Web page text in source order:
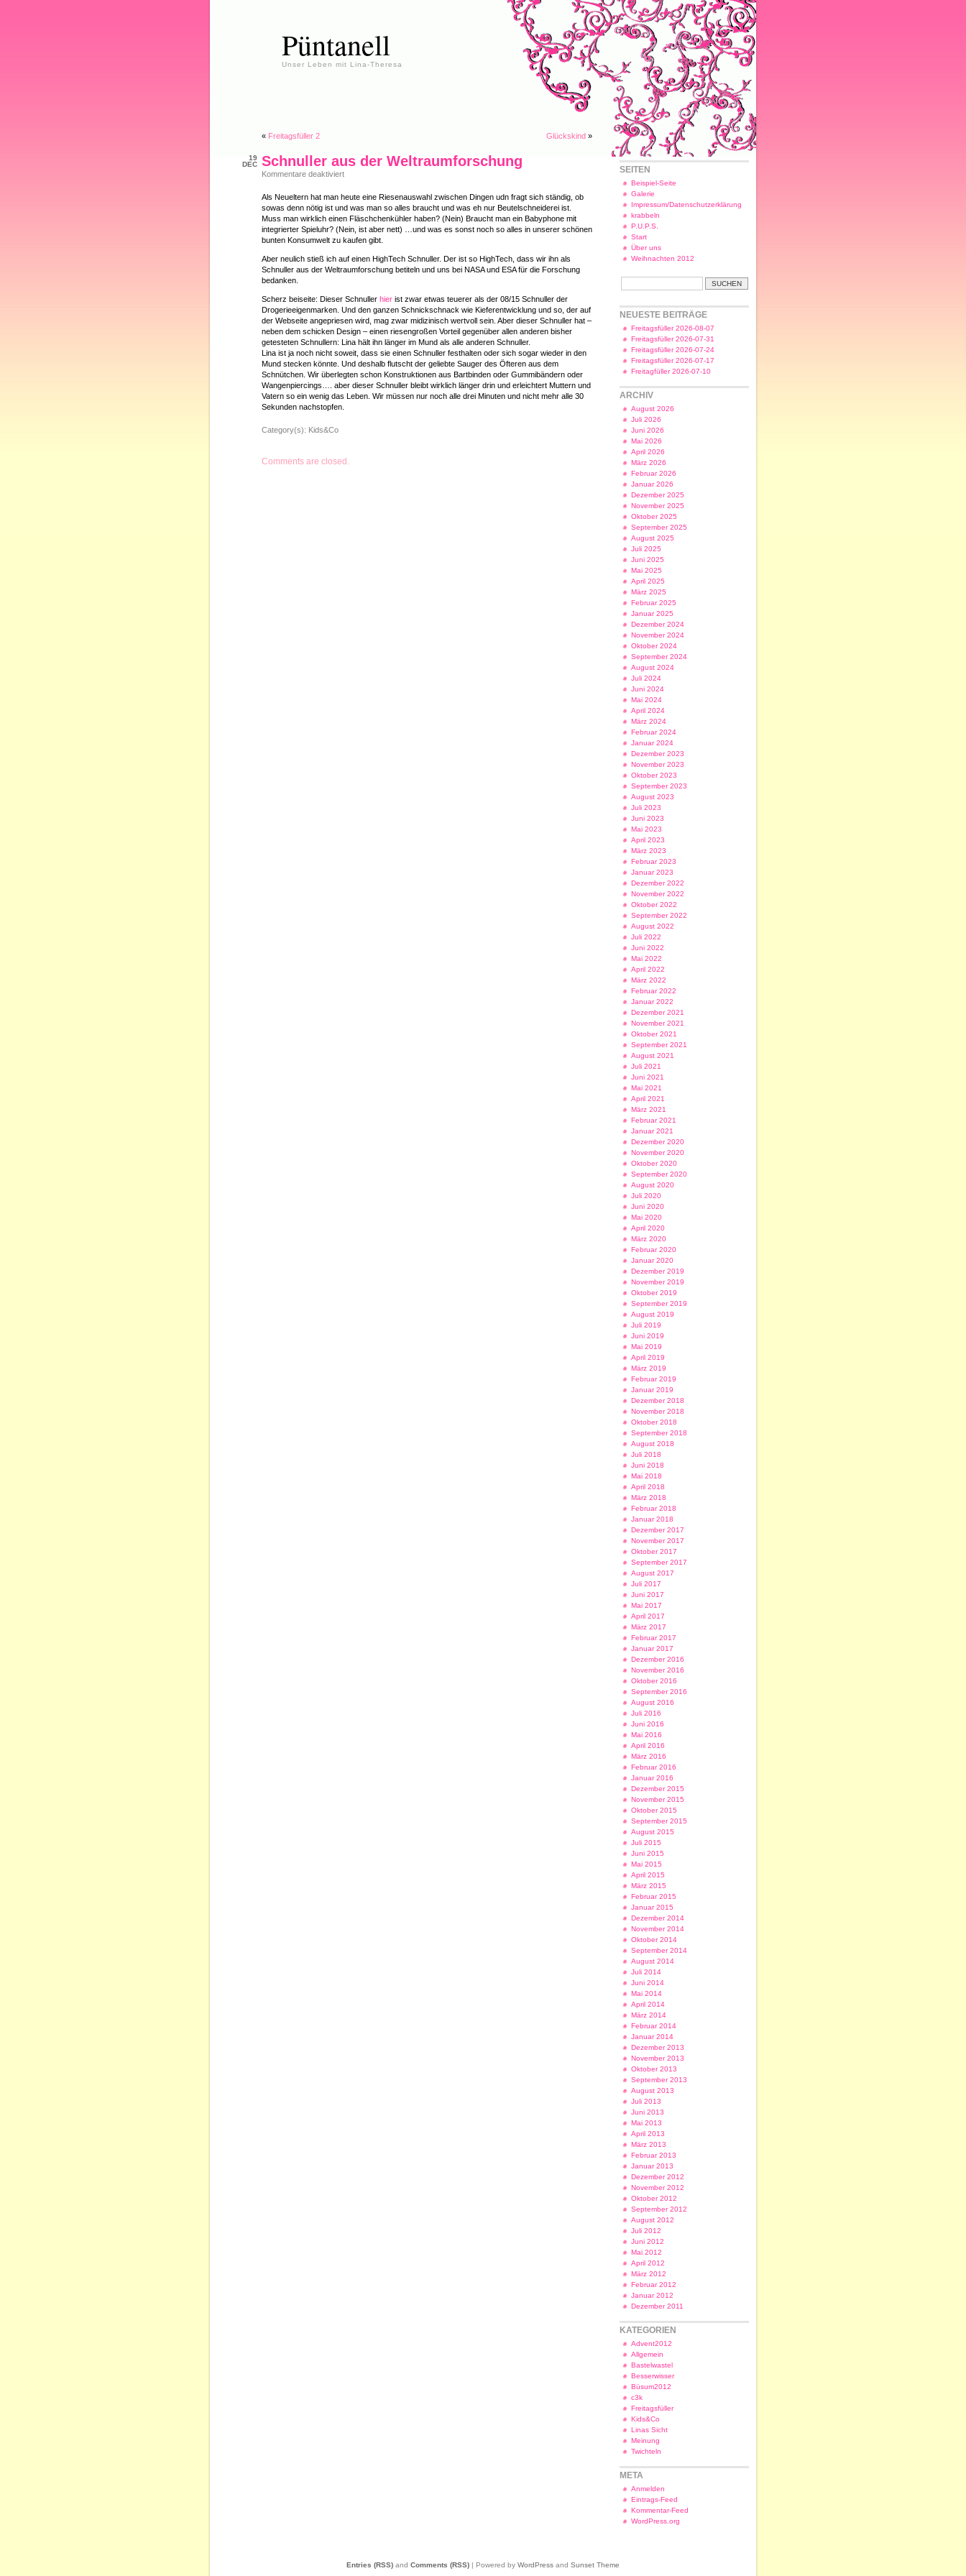
Püntanell
Unser Leben mit Lina-Theresa
« Freitagsfüller 2 Glückskind »
19
DEC Schnuller aus der Weltraumforschung
Kommentare deaktiviertfür
der
Weltraumforschung
Als Neueltern hat man heute eine Riesenauswahl zwischen Dingen udn fragt sich ständig, ob
sowas denn nötig ist und was man so alles braucht und was eh nur Beutelschneiderei ist.
Muss man wirklich einen Fläschchenkühler haben? (Nein) Braucht man ein Babyphone mit
integrierter Spieluhr? (Nein, ist aber nett) …und was es sonst noch so alles in unserer schönen
bunten Konsumwelt zu kaufen gibt.
Aber neulich stieß ich auf einen HighTech Schnuller. Der ist so HighTech, dass wir ihn als
Schnuller aus der Weltraumforschung betiteln und uns bei NASA und ESA für die Forschung
bedanken.
Scherz beiseite: Dieser Schnuller hier ist zwar etwas teuerer als der 08/15 Schnuller der
Drogerieeigenmarken. Und den ganzen Schnickschnack wie Kieferentwicklung und so, der auf
der Webseite angepriesen wird, mag zwar midizinisch wertvoll sein. Aber dieser Schnuller hat –
neben dem schicken Design – einen riesengroßen Vorteil gegenüber allen anderen bisher
getesteten Schnullern: Lina hält ihn länger im Mund als alle anderen Schnuller.
Lina ist ja noch nicht soweit, dass sie einen Schnuller festhalten oder sich sogar wieder in den
Mund stecken könnte. Und deshalb flutscht der geliebte Sauger des Öfteren aus dem
Schnütchen. Wir überlegten schon Konstruktionen aus Bartbinden oder Gummibändern oder
Wangenpiercings…. aber dieser Schnuller bleibt wirklich länger drin und erleichtert Muttern und
Vatern so ein wenig das Leben. Wir müssen nur noch alle drei Minuten und nicht mehr alle 30
Sekunden nachstopfen.
Category(s): Kids&Co
Comments are closed.
SEITEN
Beispiel-Seite
Galerie
Impressum/Datenschutzerklärung
krabbeln
P.U.P.S.
Start
Über uns
Weihnachten 2012
NEUESTE BEITRÄGE
Freitagsfüller 2026-08-07
Freitagsfüller 2026-07-31
Freitagsfüller 2026-07-24
Freitagsfüller 2026-07-17
Freitagfüller 2026-07-10
ARCHIV
August 2026
Juli 2026
Juni 2026
Mai 2026
April 2026
März 2026
Februar 2026
Januar 2026
Dezember 2025
November 2025
Oktober 2025
September 2025
August 2025
Juli 2025
Juni 2025
Mai 2025
April 2025
März 2025
Februar 2025
Januar 2025
Dezember 2024
November 2024
Oktober 2024
September 2024
August 2024
Juli 2024
Juni 2024
Mai 2024
April 2024
März 2024
Februar 2024
Januar 2024
Dezember 2023
November 2023
Oktober 2023
September 2023
August 2023
Juli 2023
Juni 2023
Mai 2023
April 2023
März 2023
Februar 2023
Januar 2023
Dezember 2022
November 2022
Oktober 2022
September 2022
August 2022
Juli 2022
Juni 2022
Mai 2022
April 2022
März 2022
Februar 2022
Januar 2022
Dezember 2021
November 2021
Oktober 2021
September 2021
August 2021
Juli 2021
Juni 2021
Mai 2021
April 2021
März 2021
Februar 2021
Januar 2021
Dezember 2020
November 2020
Oktober 2020
September 2020
August 2020
Juli 2020
Juni 2020
Mai 2020
April 2020
März 2020
Februar 2020
Januar 2020
Dezember 2019
November 2019
Oktober 2019
September 2019
August 2019
Juli 2019
Juni 2019
Mai 2019
April 2019
März 2019
Februar 2019
Januar 2019
Dezember 2018
November 2018
Oktober 2018
September 2018
August 2018
Juli 2018
Juni 2018
Mai 2018
April 2018
März 2018
Februar 2018
Januar 2018
Dezember 2017
November 2017
Oktober 2017
September 2017
August 2017
Juli 2017
Juni 2017
Mai 2017
April 2017
März 2017
Februar 2017
Januar 2017
Dezember 2016
November 2016
Oktober 2016
September 2016
August 2016
Juli 2016
Juni 2016
Mai 2016
April 2016
März 2016
Februar 2016
Januar 2016
Dezember 2015
November 2015
Oktober 2015
September 2015
August 2015
Juli 2015
Juni 2015
Mai 2015
April 2015
März 2015
Februar 2015
Januar 2015
Dezember 2014
November 2014
Oktober 2014
September 2014
August 2014
Juli 2014
Juni 2014
Mai 2014
April 2014
März 2014
Februar 2014
Januar 2014
Dezember 2013
November 2013
Oktober 2013
September 2013
August 2013
Juli 2013
Juni 2013
Mai 2013
April 2013
März 2013
Februar 2013
Januar 2013
Dezember 2012
November 2012
Oktober 2012
September 2012
August 2012
Juli 2012
Juni 2012
Mai 2012
April 2012
März 2012
Februar 2012
Januar 2012
Dezember 2011
KATEGORIEN
Advent2012
Allgemein
Bastelwastel
Besserwisser
Büsum2012
c3k
Freitagsfüller
Kids&Co
Linas Sicht
Meinung
Twichteln
META
Anmelden
Eintrags-Feed
Kommentar-Feed
WordPress.org
Entries (RSS) and Comments (RSS) | Powered by WordPress and Sunset Theme